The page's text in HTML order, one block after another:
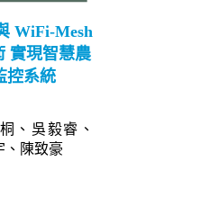
WiFi-Mesh
實現智慧農
控系統
、吳毅睿、
、陳致豪